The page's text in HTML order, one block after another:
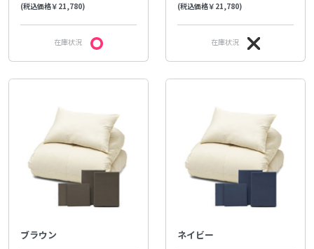
(税込価格￥21,780)
在庫状況
(税込価格￥21,780)
在庫状況
ブラウン ネイビー